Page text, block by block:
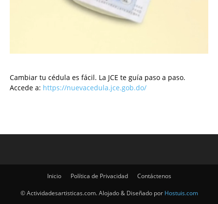
Cambiar tu cédula es fácil. La JCE te guía paso a paso.
Accede a: https://nuevacedula.jce.gob.do/
Inicio Política de Privacidad Contáctenos
© Actividadesartisticas.com. Alojado & Diseñado por Hostuis.com